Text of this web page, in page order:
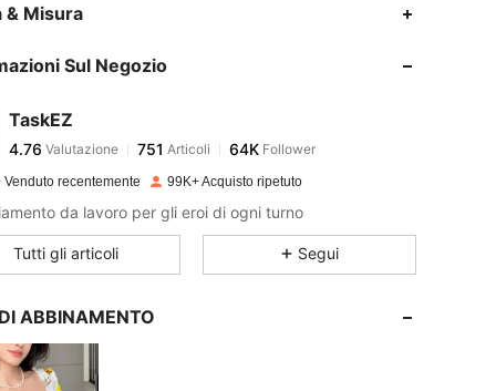
& Misura
Sul Negozio
TaskEZ
4.76 751
e***3pagato1 giorno fa
Venduto recentemente 99K+ Acquisto ripetuto
da lavoro per gli eroi di ogni turno
Tutti gli articoli Segui
ABBINAMENTO